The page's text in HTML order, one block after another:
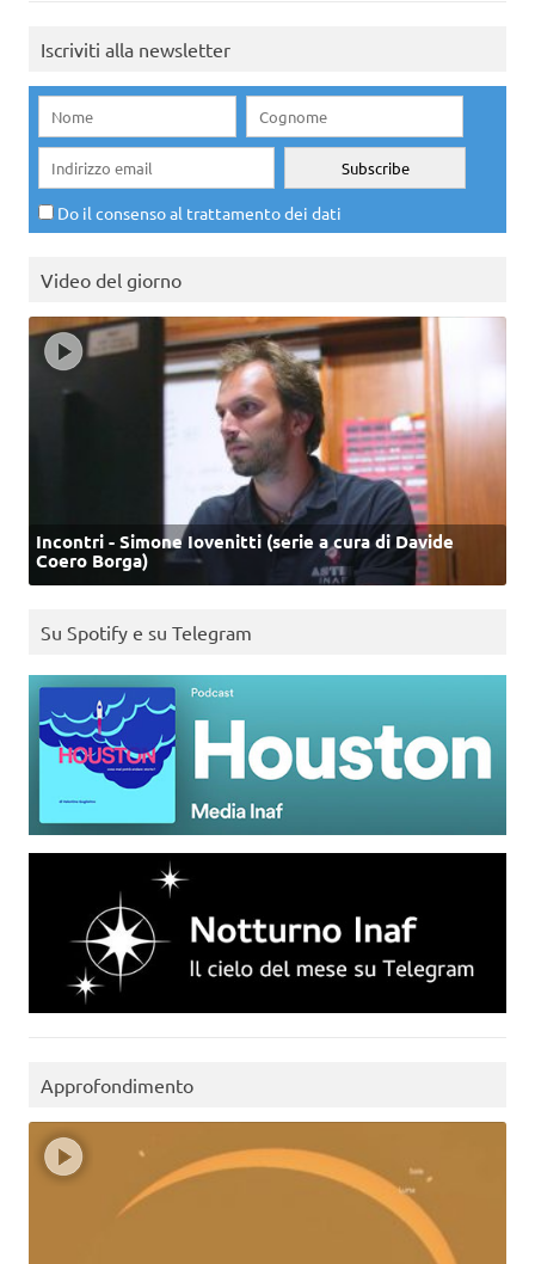
Iscriviti alla newsletter
Do il consenso al trattamento dei dati
Video del giorno
Incontri - Simone Iovenitti (serie a cura di Davide
Coero Borga)
Su Spotify e su Telegram
Approfondimento